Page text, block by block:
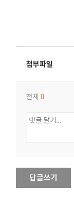
전체 0
답글쓰기